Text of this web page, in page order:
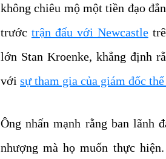
không chiêu mộ một tiền đạo
trước trận đấu với Newcastle
lớn Stan Kroenke, khẳng định
với sự tham gia của giám đốc
Ông nhấn mạnh rằng ban lãnh
nhượng mà họ muốn thực hiện.